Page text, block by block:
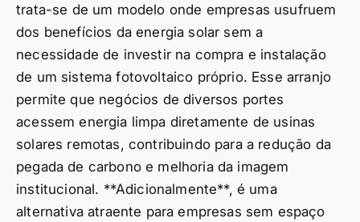
trata-se de um modelo onde empresas usufruem
dos benefícios da energia solar sem a
necessidade de investir na compra e instalação
de um sistema fotovoltaico próprio. Esse arranjo
permite que negócios de diversos portes
acessem energia limpa diretamente de usinas
solares remotas, contribuindo para a redução da
pegada de carbono e melhoria da imagem
institucional. **Adicionalmente**, é uma
alternativa atraente para empresas sem espaço